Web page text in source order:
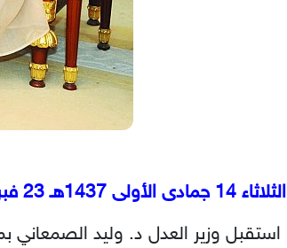
الثلاثاء 14 جمادى الأولى 1437هـ 23 فبراير 2016 م
استقبل وزير العدل د. وليد الصمعاني